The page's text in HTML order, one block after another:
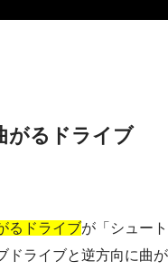
がるドライブ
るドライブが「シュート
ドライブと逆方向に曲が